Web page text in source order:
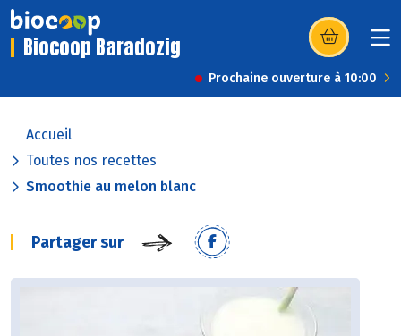
Biocoop Baradozig (s’ouvre dans
Prochaine ouverture à 10:00
Accueil
Toutes nos recettes
Smoothie au melon blanc
Partager sur